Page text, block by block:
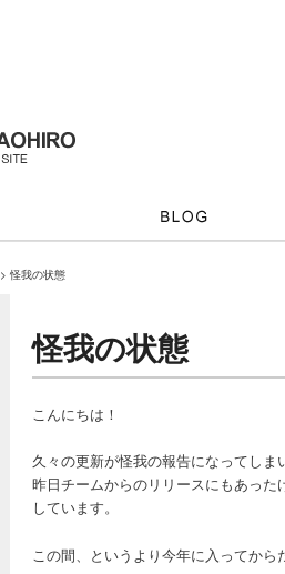
> 怪我の状態
怪我の状態
こんにちは！
久々の更新が怪我の報告になってし
昨日チームからのリリースにもあっ
しています。
この間、というより今年に入ってか